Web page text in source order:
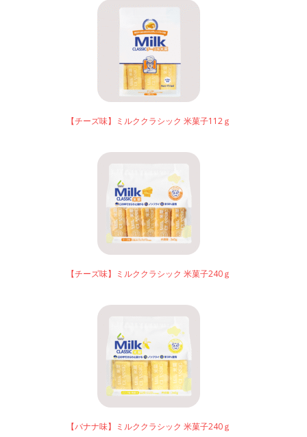
【チーズ味】ミルククラシック 米菓子112ｇ
【チーズ味】ミルククラシック 米菓子240ｇ
【バナナ味】ミルククラシック 米菓子240ｇ